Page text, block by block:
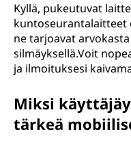
Kyllä, pukeutuvat
kuntoseurantalaitteet
ne tarjoavat
silmäyksellä.Voit
ja ilmoituksesi
Miksi
tärkeä